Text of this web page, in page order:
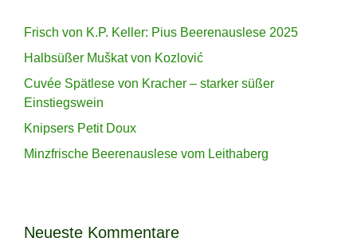
Frisch von K.P. Keller: Pius Beerenauslese 2025
Halbsüßer Muškat von Kozlović
Cuvée Spätlese von Kracher – starker süßer
Einstiegswein
Knipsers Petit Doux
Minzfrische Beerenauslese vom Leithaberg
Neueste Kommentare